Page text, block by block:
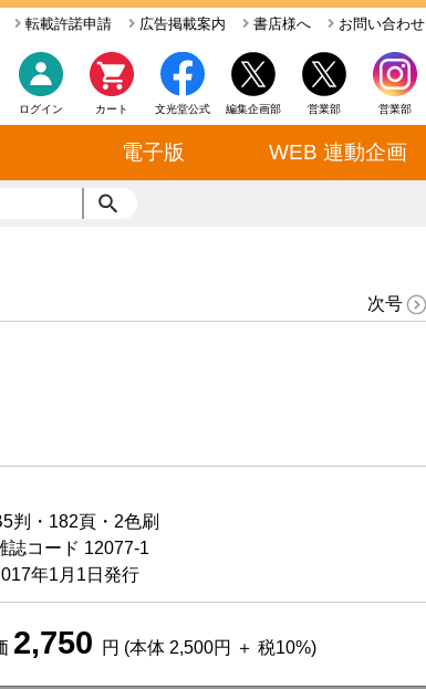
お問い合わせ
書店様へ
広告掲載案内
転載許諾申請
営業部
営業部
編集企画部
文光堂公式
カート
ログイン
電子版 WEB 連動企画
次号
判・182頁・2色刷
誌コード 12077-1
年1月1日発行
2,750 円 (本体 2,500円 ＋ 税10%)